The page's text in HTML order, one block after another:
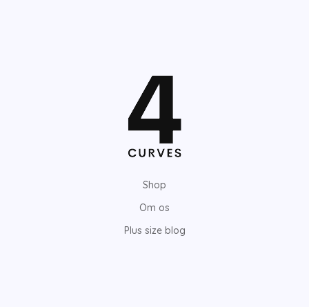
Shop
Om os
Plus size blog